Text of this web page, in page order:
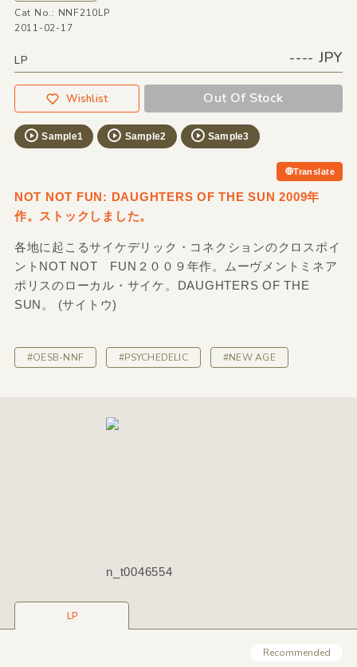
Cat No.: NNF210LP
2011-02-17
LP ---- JPY
Wishlist Out Of Stock
Sample1 Sample2 Sample3
Translate
NOT NOT FUN: DAUGHTERS OF THE SUN 2009年
作。ストックしました。
各地に起こるサイケデリック・コネクションのクロスポイ
ントNOT NOT FUN２００９年作。ムーヴメントミネア
ポリスのローカル・サイケ。DAUGHTERS OF THE
SUN。 (サイトウ)
#OESB-NNF #PSYCHEDELIC #NEW AGE
n_t0046554
LP
Recommended